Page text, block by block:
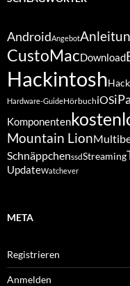
AndroidAngebot
CustoMacDownload
Hackintosh
Hardware-GuideHörbuchiOS
Komponenten
Mountain Lion
SchnäppchenssdStreaming
UpdateWatchever
META
Registrieren
Anmelden